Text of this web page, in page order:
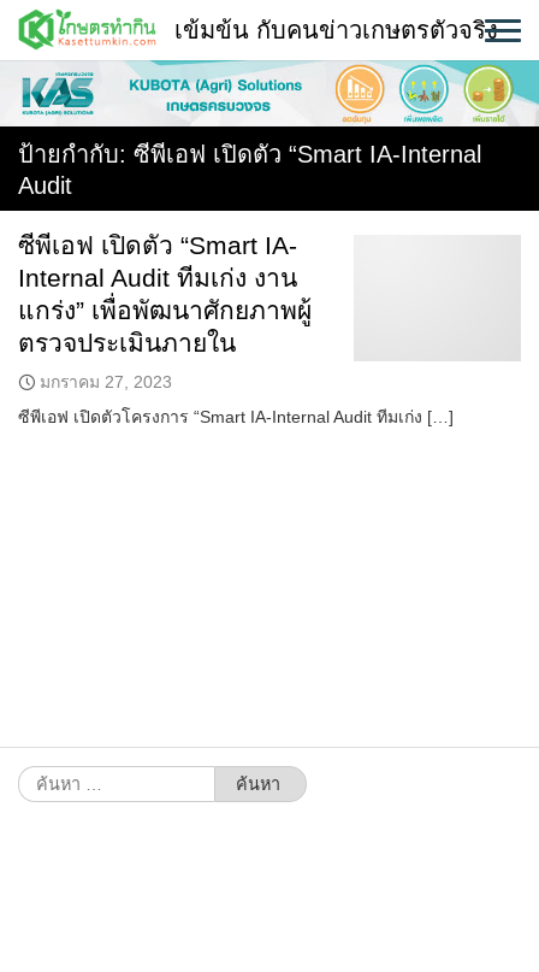
Skip
content
พืช
หน้าแรก
แวดวงเกษตร
ใคร ทำอะไร ที่ไหน
สถานีข่าววันนี้
เข้มข้น กับคนข่าวเกษตรตัวจริง
ป้ายกำกับ: ซีพีเอฟ เปิดตัว “Smart IA-Internal
Audit
ซีพีเอฟ เปิดตัว “Smart IA-
Internal Audit ทีมเก่ง งาน
แกร่ง” เพื่อพัฒนาศักยภาพผู้
ตรวจประเมินภายใน
มกราคม 27, 2023
ซีพีเอฟ เปิดตัวโครงการ “Smart IA-Internal Audit ทีมเก่ง […]
ค้นหา
สำหรับ: